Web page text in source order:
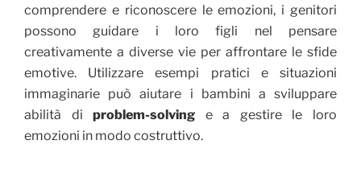
comprendere e riconoscere le emozioni, i genitori
possono guidare i loro figli nel pensare
creativamente a diverse vie per affrontare le sfide
emotive. Utilizzare esempi pratici e situazioni
immaginarie può aiutare i bambini a sviluppare
abilità diproblem-solving e a gestire le loro
emozioni in modo costruttivo.